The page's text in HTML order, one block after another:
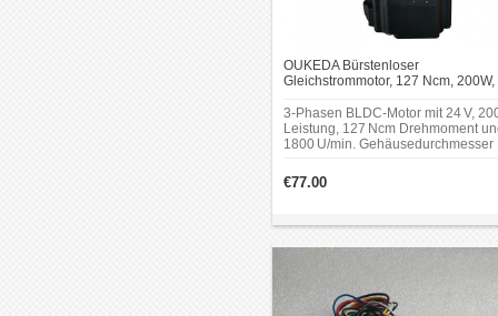
OUKEDA Bürstenloser
Gleichstrommotor, 127 Ncm, 200W,
mit Passfedernut
3-Phasen BLDC-Motor mit 24 V,
Leistung, 127 Ncm Drehmoment
1800 U/min. Gehäusedurchmesser
geeignet für verschiedene
Einsatzbereiche.
€77.00